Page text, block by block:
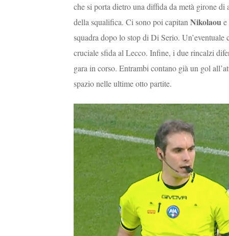
che si porta dietro una diffida da metà girone
della squalifica. Ci sono poi capitan Nikolaou
squadra dopo lo stop di Di Serio.
cruciale sfida al Lecco. Infine, i due rincalzi
gara in corso. Entrambi contano già un gol
spazio nelle ultime otto partite.